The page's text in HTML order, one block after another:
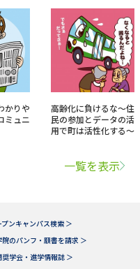
かりや
ミュニ
高齢化に負けるな～住
民の参加とデータの活
用で町は活性化する～
一覧を表示
プンキャンパス検索 ＞
院のパンフ・願書を請求 ＞
奨学会・進学情報誌 ＞